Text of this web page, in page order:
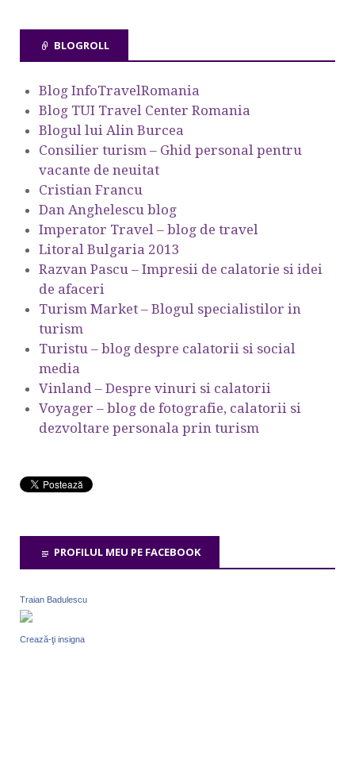
BLOGROLL
Blog InfoTravelRomania
Blog TUI Travel Center Romania
Blogul lui Alin Burcea
Consilier turism – Ghid personal pentru
vacante de neuitat
Cristian Francu
Dan Anghelescu blog
Imperator Travel – blog de travel
Litoral Bulgaria 2013
Razvan Pascu – Impresii de calatorie si idei
de afaceri
Turism Market – Blogul specialistilor in
turism
Turistu – blog despre calatorii si social
media
Vinland – Despre vinuri si calatorii
Voyager – blog de fotografie, calatorii si
dezvoltare personala prin turism
PROFILUL MEU PE FACEBOOK
Traian Badulescu
Crează-ţi insigna